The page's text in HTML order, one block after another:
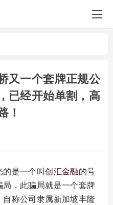
又一个套牌正规公
已经开始单割，高
！
的是一个叫创汇金融的号
，此骗局就是一个套牌
称公司隶属新加坡丰隆